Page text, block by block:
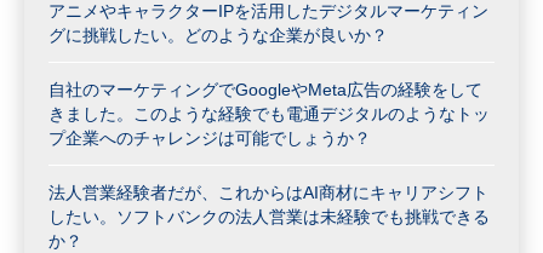
アニメやキャラクターIPを活用したデジタルマーケティン
グに挑戦したい。どのような企業が良いか？
自社のマーケティングでGoogleやMeta広告の経験をして
きました。このような経験でも電通デジタルのようなトッ
プ企業へのチャレンジは可能でしょうか？
法人営業経験者だが、これからはAI商材にキャリアシフト
したい。ソフトバンクの法人営業は未経験でも挑戦できる
か？